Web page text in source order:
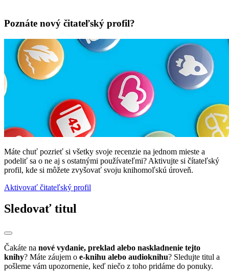
Poznáte nový čitateľský profil?
Máte chuť pozrieť si všetky svoje recenzie na jednom mieste a
podeliť sa o ne aj s ostatnými používateľmi? Aktivujte si čítateľský
profil, kde si môžete zvyšovať svoju knihomoľskú úroveň.
Aktivovať čitateľský profil
Sledovať titul
Čakáte na nové vydanie, preklad alebo naskladnenie tejto
knihy? Máte záujem o e-knihu alebo audioknihu? Sledujte titul a
pošleme vám upozornenie, keď niečo z toho pridáme do ponuky.